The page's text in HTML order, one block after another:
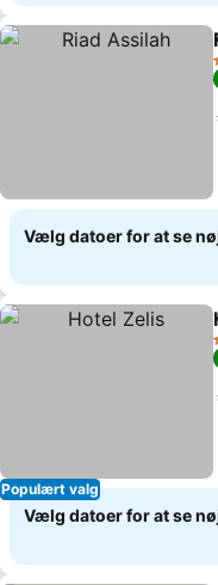
Vælg datoer for at se
Populært valg
Vælg datoer for at se